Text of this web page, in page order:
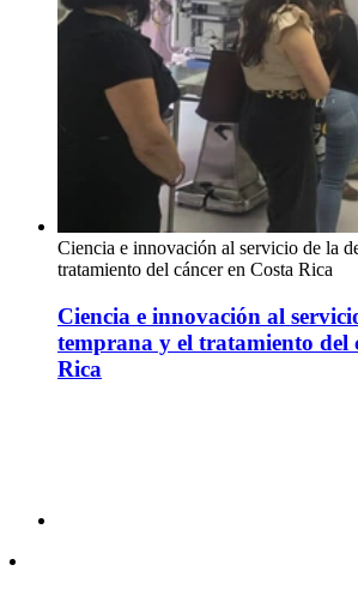
Ciencia e innovación al servicio de la
tratamiento del cáncer en Costa Rica
Ciencia e innovación al
temprana y el tratamiento del
Rica